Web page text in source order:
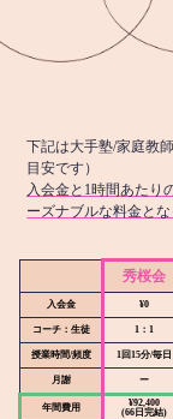
下記は大手塾/家庭教
目安です）
入会金と1時間あたり
ーズナブルな料金とな
秀桜会
入会金 ¥0
コーチ：生徒 1：1
授業時間/頻度 1回15分/毎日
月謝 ー
年間費用
¥92,400
(66日完結)